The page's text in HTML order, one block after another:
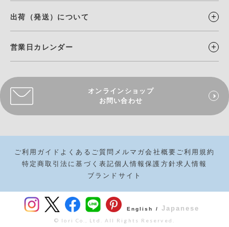
出荷（発送）について
営業日カレンダー
オンラインショップ
お問い合わせ
ご利用ガイド よくあるご質問 メルマガ会社概要 ご利用規約
特定商取引法に基づく表記個人情報保護方針求人情報
ブランドサイト
English / Japanese
© Iori Co., Ltd. All Rights Reserved.